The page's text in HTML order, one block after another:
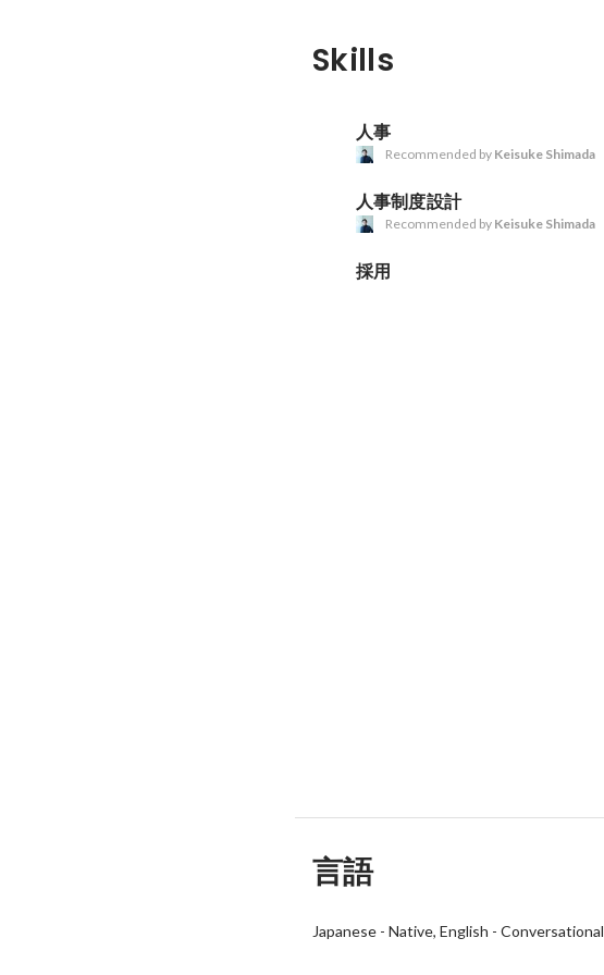
Skills
人事
Recommended by Keisuke Shimada
人事制度設計
Recommended by Keisuke Shimada
採用
言語
Japanese- Native English - Conversational